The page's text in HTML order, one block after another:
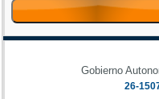
Gobierno
26-